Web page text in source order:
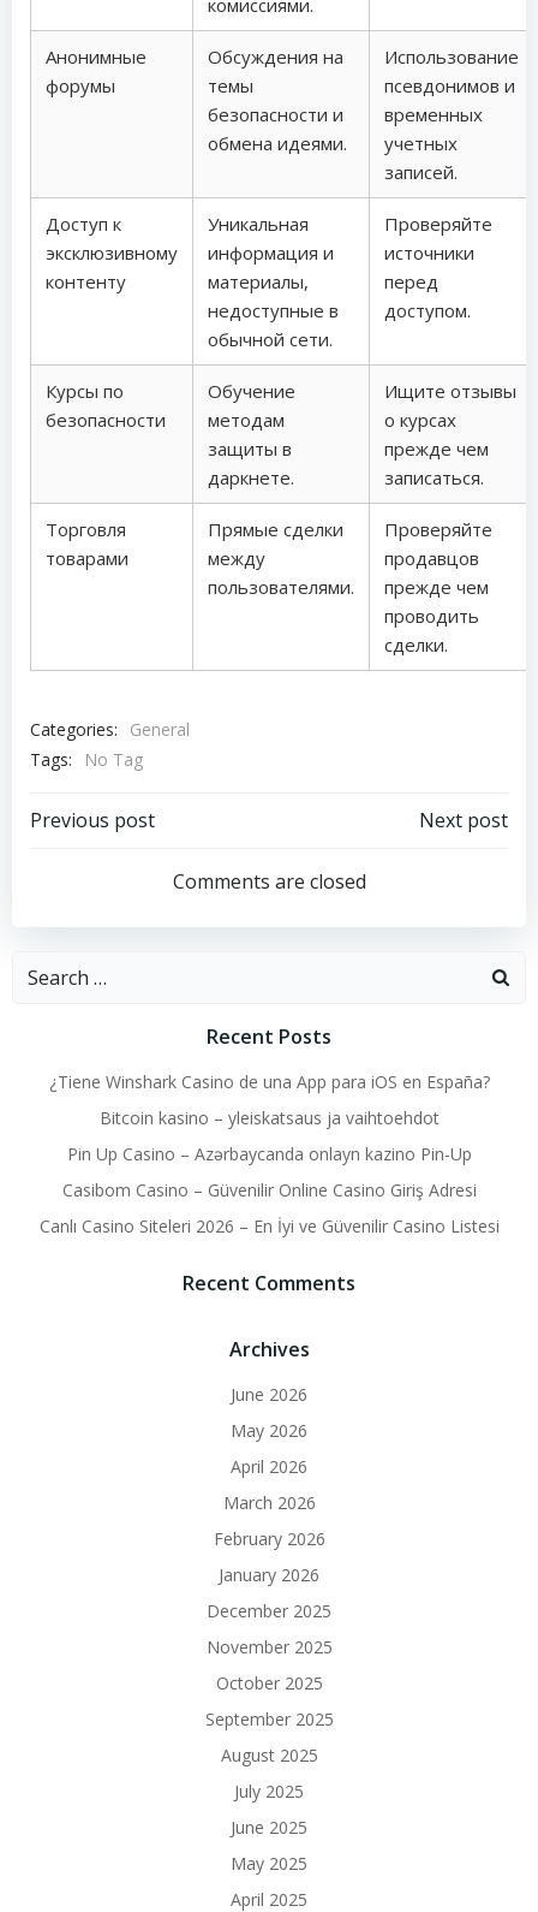
комиссиями.
Анонимные
форумы
Обсуждения на
темы
безопасности и
обмена идеями.
Использование
псевдонимов и
временных
учетных
записей.
Доступ к
эксклюзивному
контенту
Уникальная
информация и
материалы,
недоступные в
обычной сети.
Проверяйте
источники
перед
доступом.
Курсы по
безопасности
Обучение
методам
защиты в
даркнете.
Ищите отзывы
о курсах
прежде чем
записаться.
Торговля
товарами
Прямые сделки
между
пользователями.
Проверяйте
продавцов
прежде чем
проводить
сделки.
Categories:
General
Tags:
No Tag
Post
navigation
Previous post
navigation
Next post
Comments are closed
Search
Recent Posts
¿Tiene Winshark Casino de una App para iOS en España?
Bitcoin kasino – yleiskatsaus ja vaihtoehdot
Pin Up Casino – Azərbaycanda onlayn kazino Pin-Up
Casibom Casino – Güvenilir Online Casino Giriş Adresi
Canlı Casino Siteleri 2026 – En İyi ve Güvenilir Casino Listesi
Recent Comments
Archives
June 2026
May 2026
April 2026
March 2026
February 2026
January 2026
December 2025
November 2025
October 2025
September 2025
August 2025
July 2025
June 2025
May 2025
April 2025